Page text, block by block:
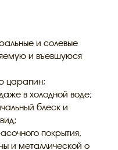
и солевые
и въевшуюся
царапин;
в холодной воде;
блеск и
покрытия,
и металлической о